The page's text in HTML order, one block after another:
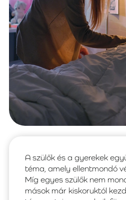
A szülők és a gyerekek
téma, amely ellentmondó
Míg egyes szülők nem
mások már kiskoruktól